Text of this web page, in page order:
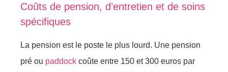
Coûts de pension, d’entretien et de soins
spécifiques
La pension est le poste le plus lourd. Une pension
pré ou paddock coûte entre 150 et 300 euros par